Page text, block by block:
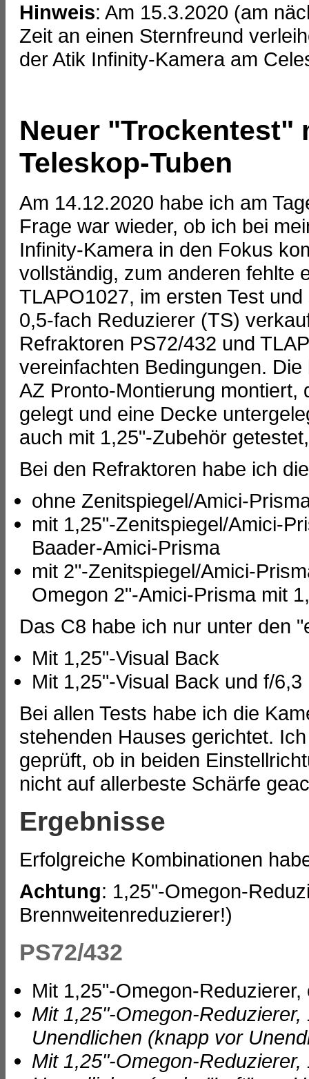
Hinweis: Am 15.3.2020 (am
Zeit an einen Sternfreund
der Atik Infinity-Kamera am
Neuer "Trockentest"
Teleskop-Tuben
Am 14.12.2020 habe ich am
Frage war wieder, ob ich bei
Infinity-Kamera in den Fokus
vollständig, zum anderen fehlte
TLAPO1027, im ersten Test
0,5-fach Reduzierer (TS)
Refraktoren PS72/432 und
vereinfachten Bedingungen.
AZ Pronto-Montierung montiert,
gelegt und eine Decke
auch mit 1,25"-Zubehör
Bei den Refraktoren habe ich
ohne Zenitspiegel/Amici-
mit 1,25"-Zenitspiegel/Amici-
Baader-Amici-Prisma
mit 2"-Zenitspiegel/Amici-
Omegon 2"-Amici-Prisma mit
Das C8 habe ich nur unter den
Mit 1,25"-Visual Back
Mit 1,25"-Visual Back und f/
Bei allen Tests habe ich die
stehenden Hauses gerichtet.
geprüft, ob in beiden
nicht auf allerbeste Schärfe
Ergebnisse
Erfolgreiche Kombinationen
Achtung: 1,25"-Omegon-
Brennweitenreduzierer!)
PS72/432
Mit 1,25"-Omegon-
Mit 1,25"-Omegon-
Unendlichen (knapp vor
Mit 1,25"-Omegon-